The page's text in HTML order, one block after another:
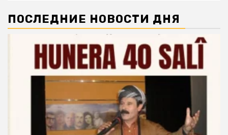
ПОСЛЕДНИЕ НОВОСТИ ДНЯ